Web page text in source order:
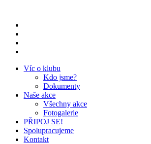
obsah
Víc o klubu
Kdo jsme?
Dokumenty
Naše akce
Všechny akce
Fotogalerie
PŘIPOJ SE!
Spolupracujeme
Kontakt